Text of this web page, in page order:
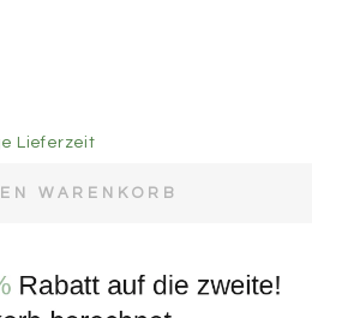
Lieferzeit
WARENKORB